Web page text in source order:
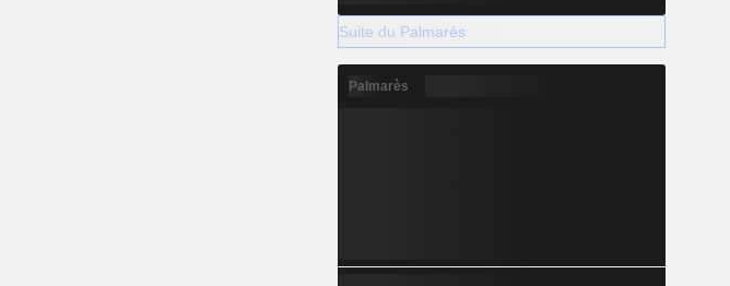
Suite du Palmarès
Palmarès